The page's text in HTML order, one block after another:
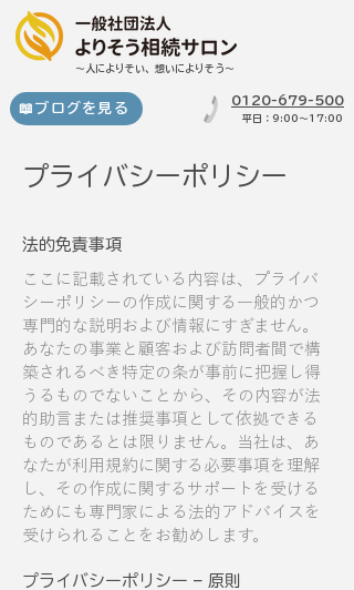
～​人によりそい、想いによりそう～
📖ブログを見る
0120-679-500
​平日：9:00～17:00
プライバシーポリシー
法的免責事項
ここに記載されている内容は、プライバ
シーポリシーの作成に関する一般的かつ
専門的な説明および情報にすぎません。
あなたの事業と顧客および訪問者間で構
築されるべき特定の条が事前に把握し得
うるものでないことから、その内容が法
的助言または推奨事項として依拠できる
ものであるとは限りません。当社は、あ
なたが利用規約に関する必要事項を理解
し、その作成に関するサポートを受ける
ためにも専門家による法的アドバイスを
受けられることをお勧めします。
プライバシーポリシー – 原則